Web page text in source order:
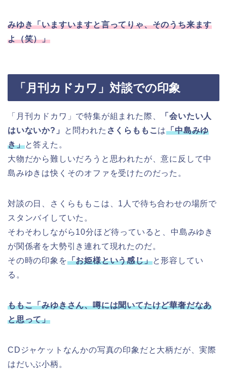
みゆき「いますいますと言ってりゃ、そのうち来ます
よ（笑）」
「月刊カドカワ」対談での印象
「月刊カドカワ」で特集が組まれた際、
「会いたい人
はいないか?」
と問われた さくらももこ は「中島みゆ
き」と答えた。
大物だから難しいだろうと思われたが、意に反して中
島みゆきは快くそのオファを受けたのだった。
対談の日、さくらももこは、1人で待ち合わせの場所で
スタンバイしていた。
そわそわしながら10分ほど待っていると、中島みゆき
が関係者を大勢引き連れて現れたのだ。
その時の印象を「お姫様という感じ」と形容してい
る。
ももこ「みゆきさん、噂には聞いてたけど華奢だなあ
と思って」
CDジャケットなんかの写真の印象だと大柄だが、実際
はだいぶ小柄。